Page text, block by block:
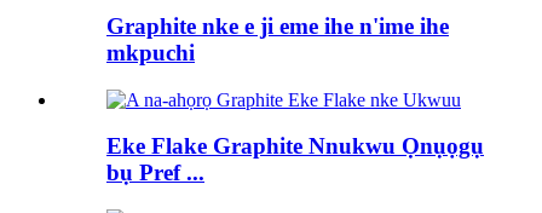
Graphite nke e ji eme ihe n'ime ihe
mkpuchi
Eke Flake Graphite Nnukwu Ọnụọgụ
bụ Pref ...